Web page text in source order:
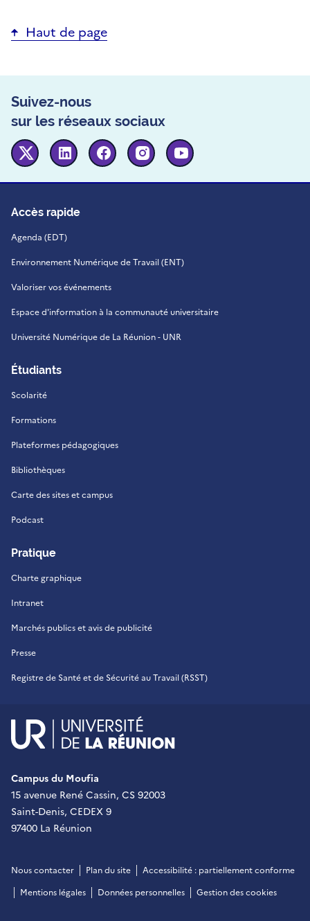
Haut de page
Suivez-nous
sur les réseaux sociaux
Twitter Linkedin FacebookInstagram
Accès rapide
Agenda (EDT)
Environnement Numérique de Travail (ENT)
Valoriser vos événements
Espace d'information à la communauté universitaire
Université Numérique de La Réunion - UNR
Étudiants
Scolarité
Formations
Plateformes pédagogiques
Bibliothèques
Carte des sites et campus
Podcast
Pratique
Charte graphique
Intranet
Marchés publics et avis de publicité
Presse
Registre de Santé et de Sécurité au Travail (RSST)
Campus du Moufia
15 avenue René Cassin, CS 92003
Saint-Denis, CEDEX 9
97400 La Réunion
Nous contacter Plan du site
Accessibilité : partiellement conforme
Mentions légales
Données personnelles Gestion des cookies